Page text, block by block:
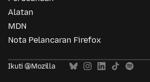
Alatan
MDN
Nota Pelancaran Firefox
Ikuti @Mozilla